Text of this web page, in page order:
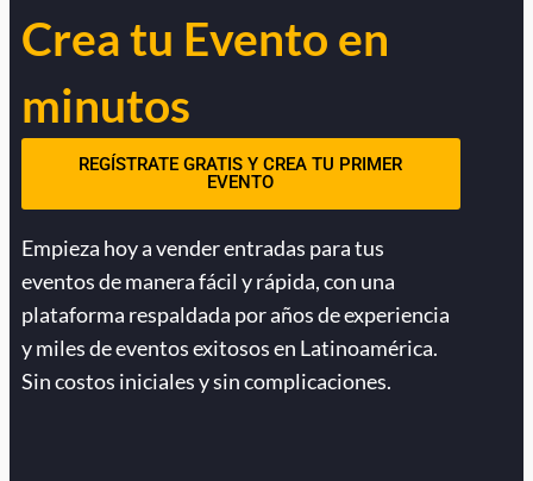
Crea tu Evento en
minutos
REGÍSTRATE GRATIS Y CREA TU PRIMER
EVENTO
Empieza hoy a vender entradas para tus
eventos de manera fácil y rápida, con una
plataforma respaldada por años de experiencia
y miles de eventos exitosos en Latinoamérica.
Sin costos iniciales y sin complicaciones.